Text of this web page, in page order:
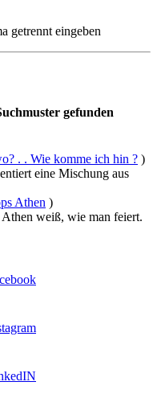
getrennt eingeben
gefunden
. . Wie komme ich hin ? )
eine Mischung aus
Athen )
weiß, wie man feiert.